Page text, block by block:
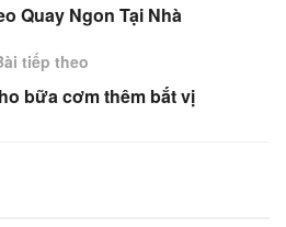
Quay Ngon Tại Nhà
tiếp theo
bữa cơm thêm bắt vị